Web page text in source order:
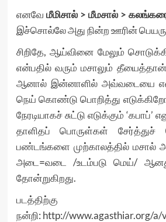
எனவே மீமிசால்> மீமசால் >
இச்சொல்லே அது நின்ற ஊரின்
சிறிதே, ஆய்வினை மேலும்
என்பதில் வரும் மசாலும் தீயைத்தான்
ஆனால் இன்னாளில் அவ்வடையை
நெய் கொண்டு பொறித்து
நேரடியாகச் சுட்டு எடுக்கும்
தாளிதப் பொருள்கள் சேர்த்துச்
பண்டங்களை முற்காலத்தில் மசால்
அடை=வடை /உடம்படு மெய்/
தோன்றுகிறது.
படத்திற்கு
நன்றி: http://www.agasthiar.org/a/